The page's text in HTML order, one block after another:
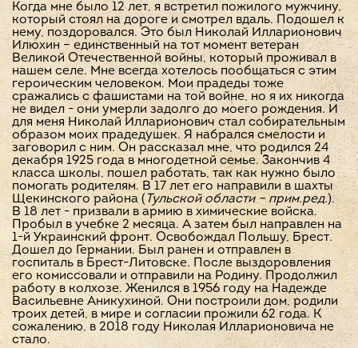
Когда мне было 12 лет, я встретил пожилого мужчину,
который стоял на дороге и смотрел вдаль. Подошел к
нему, поздоровался. Это был Николай Илларионович
Илюхин – единственный на тот момент ветеран
Великой Отечественной войны, который проживал в
нашем селе. Мне всегда хотелось пообщаться с этим
героическим человеком. Мои прадеды тоже
сражались с фашистами на той войне, но я их никогда
не видел - они умерли задолго до моего рождения. И
для меня Николай Илларионович стал собирательным
образом моих прадедушек. Я набрался смелости и
заговорил с ним. Он рассказал мне, что родился 24
декабря 1925 года в многодетной семье. Закончив 4
класса школы, пошел работать, так как нужно было
помогать родителям. В 17 лет его направили в шахты
Щекинского района ( Тульской области – прим.ред.).
В 18 лет - призвали в армию в химические войска.
Пробыл в учебке 2 месяца. А затем был направлен на
1-й Украинский фронт. Освобождал Польшу, Брест.
Дошел до Германии. Был ранен и отправлен в
госпиталь в Брест-Литовске. После выздоровления
его комиссовали и отправили на Родину. Продолжил
работу в колхозе. Женился в 1956 году на Надежде
Васильевне Аникухиной. Они построили дом, родили
троих детей, в мире и согласии прожили 62 года. К
сожалению, в 2018 году Николая Илларионовича не
стало.